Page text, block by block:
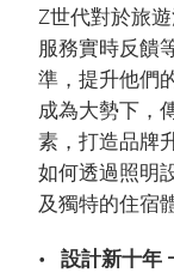
Z世代對於旅
服務實時反饋
準，提升他們
成為大勢下，
素，打造品牌
如何透過照明
及獨特的住宿
設計新十年